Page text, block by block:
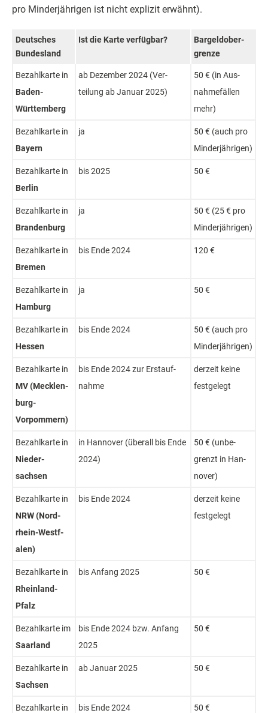
pro Minderjährigen ist nicht explizit erwähnt).
Deutsch­es
Bundes­land
Ist die Karte ver­füg­bar?
Bar­geld­ober­
grenze
Bezahl­karte in
Baden-
Württem­berg
ab De­zember 2024 (Ver­
teilung ab Januar 2025)
50 € (in Aus­
nahme­fällen
mehr)
Bezahl­karte in
Bay­ern
ja
50 € (auch pro
Minder­jährigen)
Bezahl­karte in
Ber­lin
bis 2025 50 €
Bezahl­karte in
Bran­den­burg
ja
50 € (25 € pro
Minder­jährigen)
Bezahl­karte in
Bre­men
bis Ende 2024 120 €
Bezahl­karte in
Ham­burg
ja 50 €
Bezahl­karte in
Hes­sen
bis Ende 2024
50 € (auch pro
Minderjährigen)
Bezahl­karte in
MV (Meck­len­
burg-
Vorpommern)
bis Ende 2024 zur Erst­auf­
nahme
der­zeit keine
fest­gelegt
Bezahl­karte in
Nie­der­
sachsen
in Han­nover (über­all bis Ende
2024)
50 € (un­be­
grenzt in Han­
nover)
Bezahl­karte in
NRW (Nord­
rhein-Westf­
alen)
bis Ende 2024
der­zeit keine
fest­gelegt
Bezahl­karte in
Rhein­land-
Pfalz
bis Anfang 2025 50 €
Bezahl­karte im
Saar­land
bis Ende 2024 bzw. Anfang
2025
50 €
Bezahl­karte in
Sachs­en
ab Januar 2025 50 €
Bezahl­karte in bis Ende 2024 50 €